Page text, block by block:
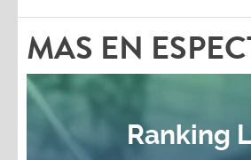
MAS EN
Ranking